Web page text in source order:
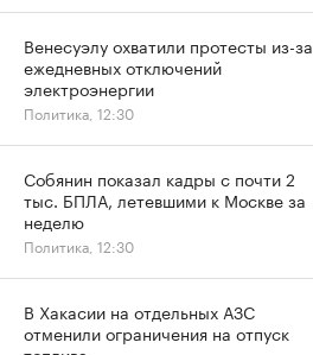
Венесуэлу охватили протесты из-за
ежедневных отключений
электроэнергии
Политика, 12:30
Собянин показал кадры с почти 2
тыс. БПЛА, летевшими к Москве за
неделю
Политика, 12:30
В Хакасии на отдельных АЗС
отменили ограничения на отпуск